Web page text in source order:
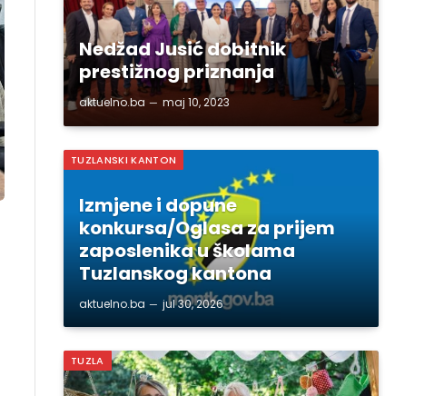
Nedžad Jusić dobitnik
prestižnog priznanja
aktuelno.ba maj 10, 2023
TUZLANSKI KANTON
Izmjene i dopune
konkursa/Oglasa za prijem
zaposlenika u školama
Tuzlanskog kantona
aktuelno.ba jul 30, 2026
TUZLA